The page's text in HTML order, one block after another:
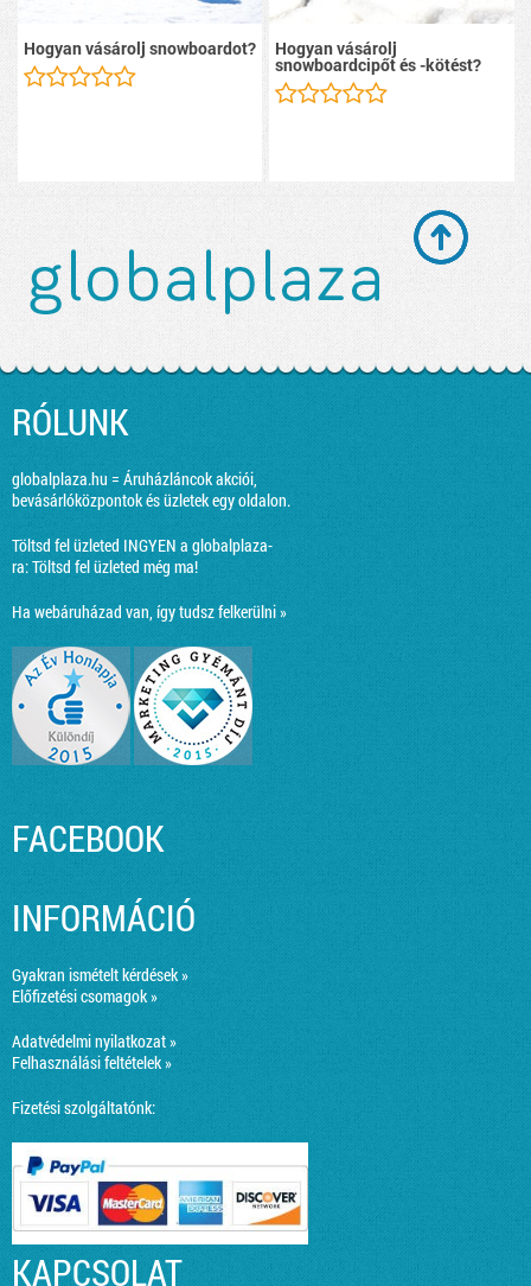
Hogyan vásárolj snowboardot? Hogyan vásárolj
snowboardcipőt és -kötést?
RÓLUNK
globalplaza.hu = Áruházláncok akciói,
bevásárlóközpontok és üzletek egy oldalon.
Töltsd fel üzleted INGYEN a globalplaza-
ra:Töltsd fel üzleted még ma!
Ha webáruházad van, így tudsz felkerülni »
FACEBOOK
INFORMÁCIÓ
Gyakran ismételt kérdések »
Előfizetési csomagok »
Adatvédelmi nyilatkozat »
Felhasználási feltételek »
Fizetési szolgáltatónk:
KAPCSOLAT